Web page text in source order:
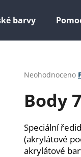
barvy
Průměrné
produktu
je
z
5
hvězdiček.
Neohodnoceno
Body
Speciální
(akrylátové
akrylátové
HLEDAT